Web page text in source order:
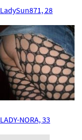
LadySun871, 28
LADY-NORA, 33